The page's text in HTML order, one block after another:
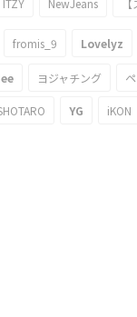
fromis_9 Lovelyz
ヨジャチング
YG iKON